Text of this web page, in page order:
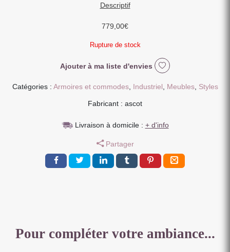
Descriptif
779,00€
Rupture de stock
Ajouter à ma liste d'envies
Catégories : Armoires et commodes, Industriel Meubles, Styles
Fabricant : ascot
Livraison à domicile : + d'info
Partager
Pour compléter votre ambiance...